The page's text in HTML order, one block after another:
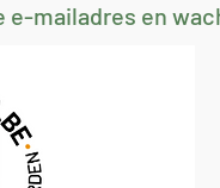
e-mailadres en